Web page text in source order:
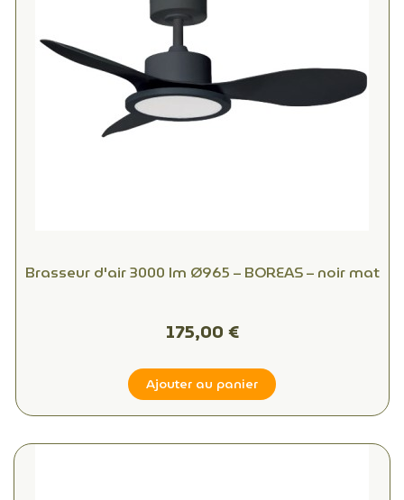
Brasseur d'air 3000 lm Ø965 – BOREAS – noir mat
175,00 €
Ajouter au panier